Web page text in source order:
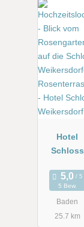
Hotel
Schloss
5 Bew.
Baden
25.7 km